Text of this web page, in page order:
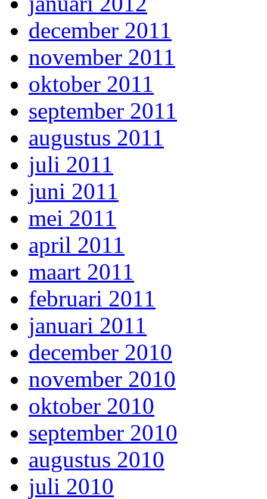
december 2011
november 2011
oktober 2011
september 2011
augustus 2011
juli 2011
juni 2011
mei 2011
april 2011
maart 2011
februari 2011
januari 2011
december 2010
november 2010
oktober 2010
september 2010
augustus 2010
juli 2010